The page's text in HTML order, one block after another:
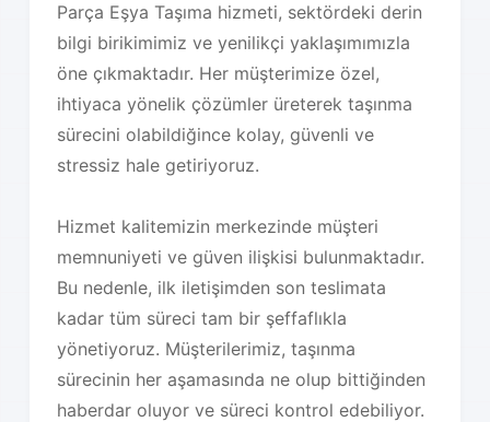
Parça Eşya Taşıma hizmeti, sektördeki derin
bilgi birikimimiz ve yenilikçi yaklaşımımızla
öne çıkmaktadır. Her müşterimize özel,
ihtiyaca yönelik çözümler üreterek taşınma
sürecini olabildiğince kolay, güvenli ve
stressiz hale getiriyoruz.
Hizmet kalitemizin merkezinde müşteri
memnuniyeti ve güven ilişkisi bulunmaktadır.
Bu nedenle, ilk iletişimden son teslimata
kadar tüm süreci tam bir şeffaflıkla
yönetiyoruz. Müşterilerimiz, taşınma
sürecinin her aşamasında ne olup bittiğinden
haberdar oluyor ve süreci kontrol edebiliyor.